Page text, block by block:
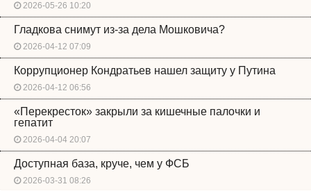
2026-05-26 10:20
Гладкова снимут из-за дела Мошковича?
2026-04-12 07:09
Коррупционер Кондратьев нашел защиту у Путина
2026-04-12 06:56
«Перекресток» закрыли за кишечные палочки и
гепатит
2026-04-04 20:07
Доступная база, круче, чем у ФСБ
2026-03-31 08:26